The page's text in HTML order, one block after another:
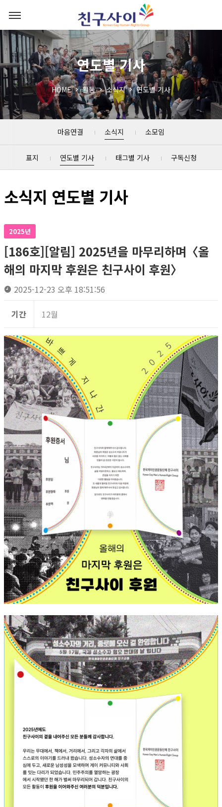
연도별 기사
HOME 활동 소식지 연도별 기사
마음연결 소식지 소모임
표지 연도별 기사 태그별 기사 구독신청
소식지 연도별 기사
2025년
[186호][알림] 2025년을 마무리하며〈올
해의 마지막 후원은 친구사이 후원〉
2025-12-23 오후 18:51:56
기간 12월